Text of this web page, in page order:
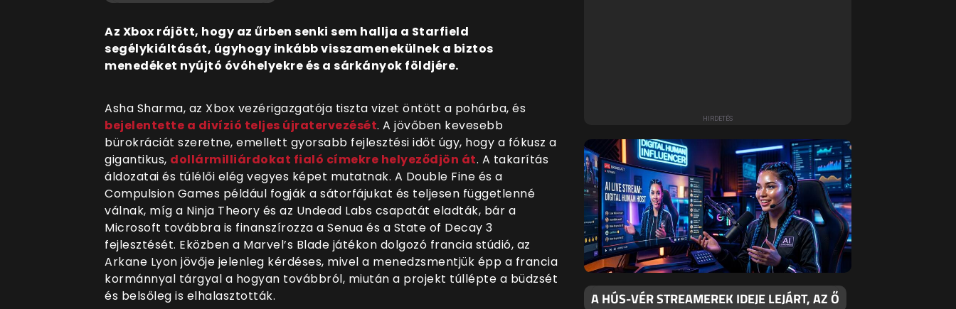
Az Xbox rájött, hogy az űrben senki sem hallja a Starfield
segélykiáltását, úgyhogy inkább visszamenekülnek a biztos
menedéket nyújtó óvóhelyekre és a sárkányok földjére.
Asha Sharma, az Xbox vezérigazgatója tiszta vizet öntött a pohárba, és
bejelentette a divízió teljes újratervezését. A jövőben kevesebb
bürokráciát szeretne, emellett gyorsabb fejlesztési időt úgy, hogy a fókusz a
gigantikus, dollármilliárdokat fialó címekre helyeződjön át. A takarítás
áldozatai és túlélői elég vegyes képet mutatnak. A Double Fine és a
Compulsion Games például fogják a sátorfájukat és teljesen függetlenné
válnak, míg a Ninja Theory és az Undead Labs csapatát eladták, bár a
Microsoft továbbra is finanszírozza a Senua és a State of Decay 3
fejlesztését. Eközben a Marvel’s Blade játékon dolgozó francia stúdió, az
Arkane Lyon jövője jelenleg kérdéses, mivel a menedzsmentjük épp a francia
kormánnyal tárgyal a hogyan továbbról, miután a projekt túllépte a büdzsét
és belsőleg is elhalasztották.
A HÚS-VÉR STREAMEREK IDEJE LEJÁRT, AZ Ő